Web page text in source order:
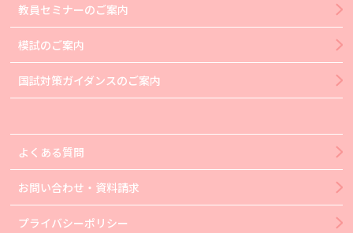
教員セミナーのご案内
模試のご案内
国試対策ガイダンスのご案内
よくある質問
お問い合わせ・資料請求
プライバシーポリシー